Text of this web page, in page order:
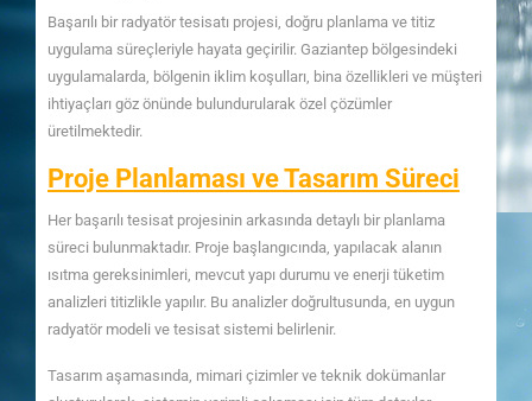
Başarılı bir radyatör tesisatı projesi, doğru planlama ve titiz
uygulama süreçleriyle hayata geçirilir. Gaziantep bölgesindeki
uygulamalarda, bölgenin iklim koşulları, bina özellikleri ve müşteri
ihtiyaçları göz önünde bulundurularak özel çözümler
üretilmektedir.
Proje Planlaması ve Tasarım Süreci
Her başarılı tesisat projesinin arkasında detaylı bir planlama
süreci bulunmaktadır. Proje başlangıcında, yapılacak alanın
ısıtma gereksinimleri, mevcut yapı durumu ve enerji tüketim
analizleri titizlikle yapılır. Bu analizler doğrultusunda, en uygun
radyatör modeli ve tesisat sistemi belirlenir.
Tasarım aşamasında, mimari çizimler ve teknik dokümanlar